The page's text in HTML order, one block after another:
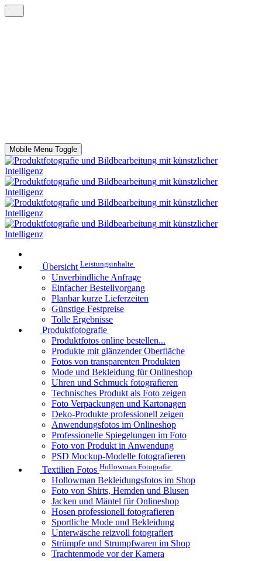
Mobile Menu Toggle
Übersicht Leistungsinhalte
Unverbindliche Anfrage
Einfacher Bestellvorgang
Planbar kurze Lieferzeiten
Günstige Festpreise
Tolle Ergebnisse
Produktfotografie
Produktfotos online bestellen...
Produkte mit glänzender Oberfläche
Fotos von transparenten Produkten
Mode und Bekleidung für Onlineshop
Uhren und Schmuck fotografieren
Technisches Produkt als Foto zeigen
Foto Verpackungen und Kartonagen
Deko-Produkte professionell zeigen
Anwendungsfotos im Onlineshop
Professionelle Spiegelungen im Foto
Foto von Produkt in Anwendung
PSD Mockup-Modelle fotografieren
Textilien Fotos Hollowman Fotografie
Hollowman Bekleidungsfotos im Shop
Foto von Shirts, Hemden und Blusen
Jacken und Mäntel für Onlineshop
Hosen professionell fotografieren
Sportliche Mode und Bekleidung
Unterwäsche reizvoll fotografiert
Strümpfe und Strumpfwaren im Shop
Trachtenmode vor der Kamera